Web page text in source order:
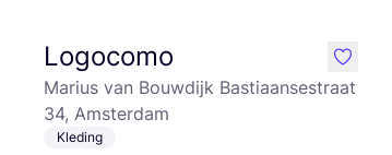
Logocomo
Marius van Bouwdijk Bastiaansestraat
34, Amsterdam
Kleding
like